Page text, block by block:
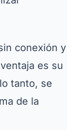
conexión y
es su
tanto, se
de la